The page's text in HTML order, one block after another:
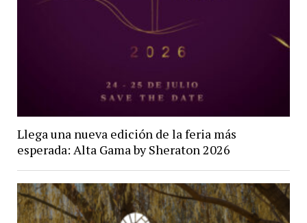
Llega una nueva edición de la feria más
esperada: Alta Gama by Sheraton 2026